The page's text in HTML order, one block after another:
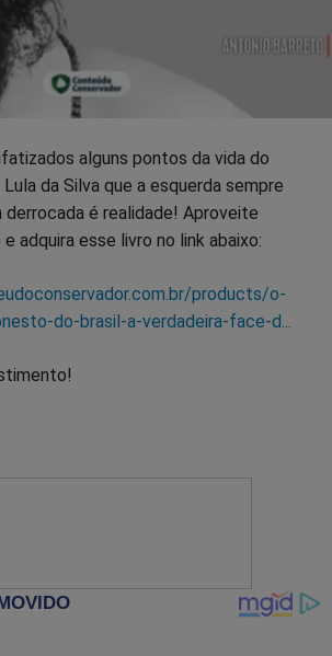
alguns pontos da vida do
da Silva que a esquerda sempre
derrocada é realidade! Aproveite
adquira esse livro no link abaixo:
products/o-
do-brasil-a-verdadeira-face-d...